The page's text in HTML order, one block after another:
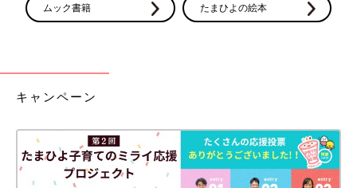
ムック書籍 たまひよの絵本
キャンペーン